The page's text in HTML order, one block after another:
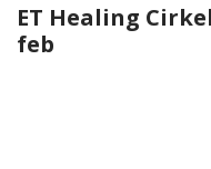
ET Healing
feb